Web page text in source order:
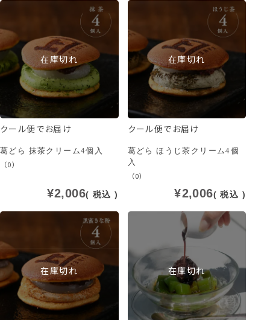
在庫切れ
クール便でお届け
葛どら 抹茶クリーム4個入
（0）
¥2,006 税込
在庫切れ
クール便でお届け
葛どら ほうじ茶クリーム4個
入
（0）
¥2,006 税込
在庫切れ 在庫切れ